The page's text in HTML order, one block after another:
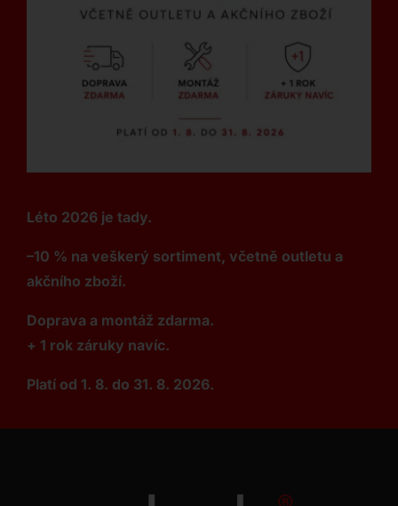
Léto 2026 je tady.
–10 % na veškerý sortiment, včetně outletu a
akčního zboží.
Doprava a montáž zdarma.
+ 1 rok záruky navíc.
Platí od 1. 8. do 31. 8. 2026.